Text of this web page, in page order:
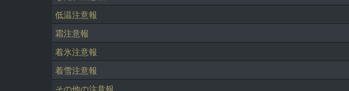
低温注意報
霜注意報
着氷注意報
着雪注意報
その他の注意報